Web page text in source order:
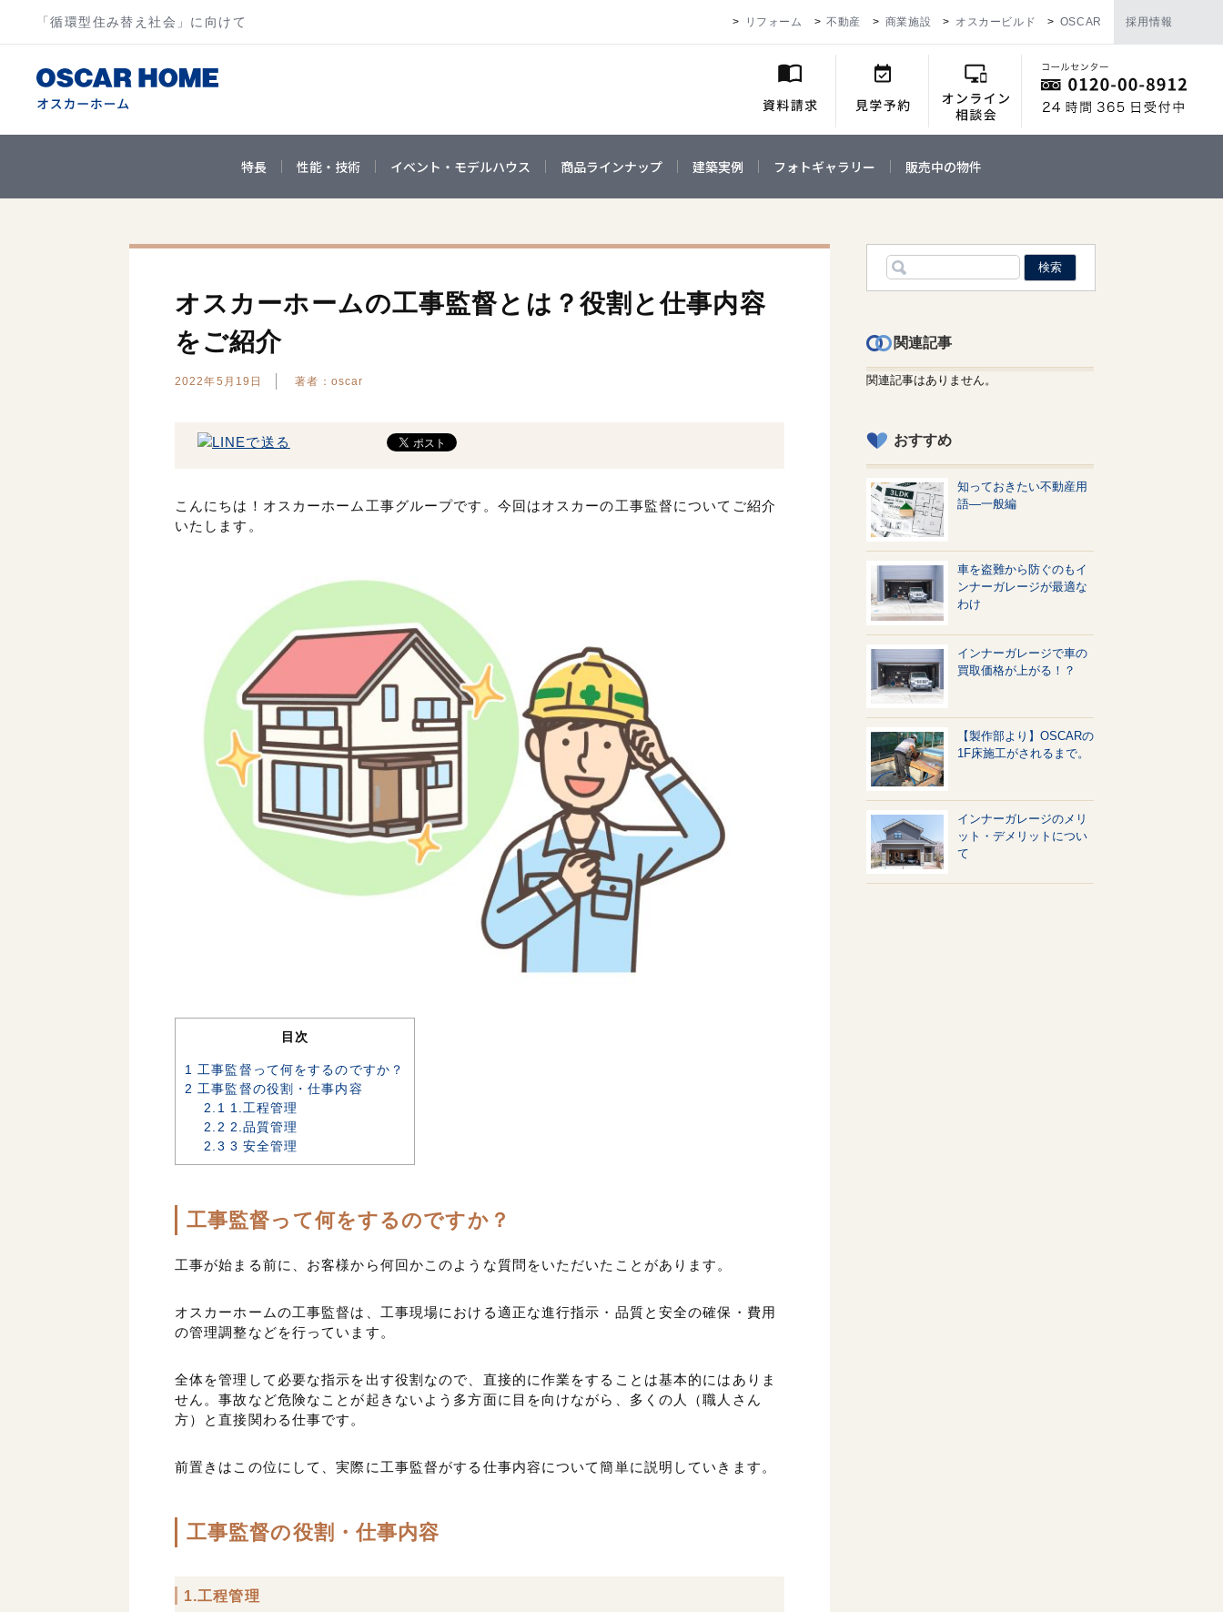
「循環型住み替え社会」に向けて リフォーム 不動産 商業施設 オスカービルド OSCAR 採用情報
特長 性能・技術 イベント・モデルハウス 商品ラインナップ 建築実例 フォトギャラリー 販売中の物件
オスカーホームの工事監督とは？役割と仕事内容
をご紹介
2022年5月19日 著者：oscar
こんにちは！オスカーホーム工事グループです。今回はオスカーの工事監督についてご紹介
いたします。
目次
1
工事監督って何をするのですか？
2 工事監督の役割・仕事内容
2.1
1.工程管理
2.2 2.品質管理
2.3 3 安全管理
工事監督って何をするのですか？
工事が始まる前に、お客様から何回かこのような質問をいただいたことがあります。
オスカーホームの工事監督は、工事現場における適正な進行指示・品質と安全の確保・費用
の管理調整などを行っています。
全体を管理して必要な指示を出す役割なので、直接的に作業をすることは基本的にはありま
せん。事故など危険なことが起きないよう多方面に目を向けながら、多くの人（職人さん
方）と直接関わる仕事です。
前置きはこの位にして、実際に工事監督がする仕事内容について簡単に説明していきます。
工事監督の役割・仕事内容
1.工程管理
関連記事
関連記事はありません。
おすすめ
知っておきたい不動産用
語—一般編
車を盗難から防ぐのもイ
ンナーガレージが最適な
わけ
インナーガレージで車の
買取価格が上がる！？
【製作部より】OSCARの
1F床施工がされるまで。
インナーガレージのメリ
ット・デメリットについ
て